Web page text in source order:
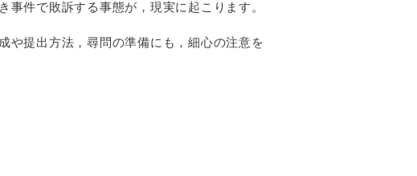
件で敗訴する事態が，現実に起こります。
や提出方法，尋問の準備にも，細心の注意を